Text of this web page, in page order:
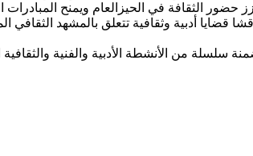
أدبية وثقافية تتعلق بالمشهد الثقافي